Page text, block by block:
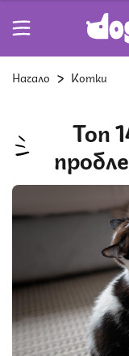
Начало Котки
Топ 14 поведенчески